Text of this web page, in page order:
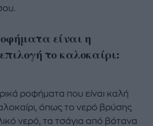
είναι η
το καλοκαίρι:
ροφήματα που είναι καλή
όπως το νερό βρύσης
νερό, τα τσάγια από βότανα